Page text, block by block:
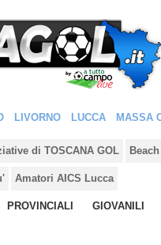
LIVORNO LUCCA MASSA
di TOSCANA GOL
Amatori AICS Lucca
PROVINCIALI GIOVANILI